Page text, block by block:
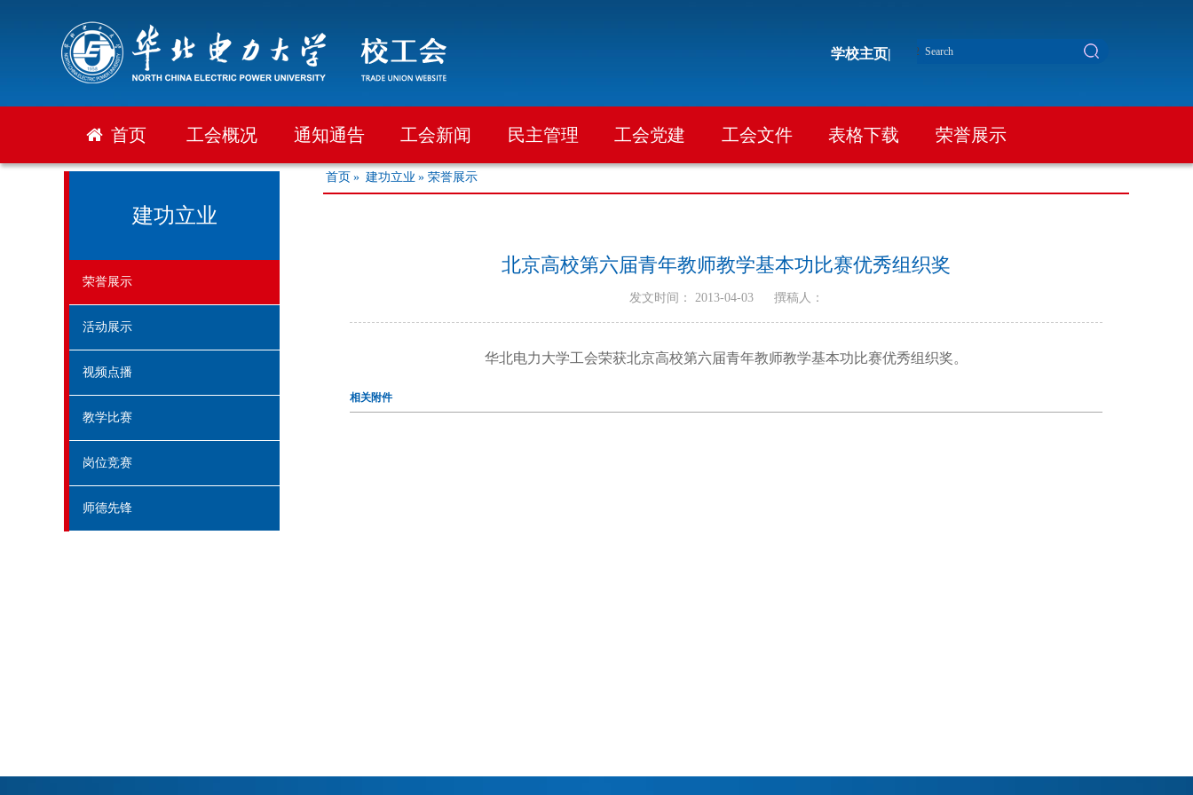
学校主页|
首页 工会概况 通知通告 工会新闻 民主管理 工会党建 工会文件 表格下载 荣誉展示
建功立业
荣誉展示
活动展示
视频点播
教学比赛
岗位竞赛
师德先锋
首页 » 建功立业 » 荣誉展示
北京高校第六届青年教师教学基本功比赛优秀组织奖
发文时间： 2013-04-03 撰稿人：
华北电力大学工会荣获北京高校第六届青年教师教学基本功比赛优秀组织奖。
相关附件